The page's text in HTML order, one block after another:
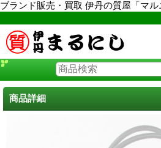
ブランド販売・買取 伊丹の質屋「マル
商品詳細